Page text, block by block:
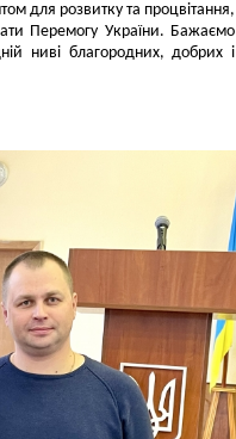
для розвитку та процвітання,
Перемогу України. Бажаємо
ниві благородних, добрих і